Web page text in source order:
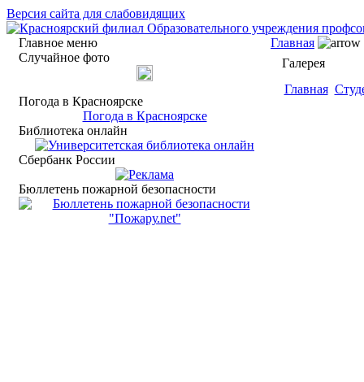
Версия сайта для слабовидящих
Главное меню
Случайное фото
Погода в Красноярске
Погода в Красноярске
Библиотека онлайн
Сбербанк России
Бюллетень пожарной безопасности
Главная
Галерея
Главная